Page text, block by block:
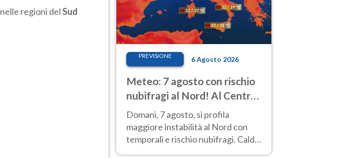
nelle regioni delSud
PREVISIONE 6 Agosto 2026
Meteo: 7 agosto con rischio
nubifragi al Nord! Al Centro-
Sud caldo estremo
Domani, 7 agosto, si profila
maggiore instabilità al Nord con
temporali e rischio nubifragi. Caldo
sempre estremo al Centro-Sud. Le